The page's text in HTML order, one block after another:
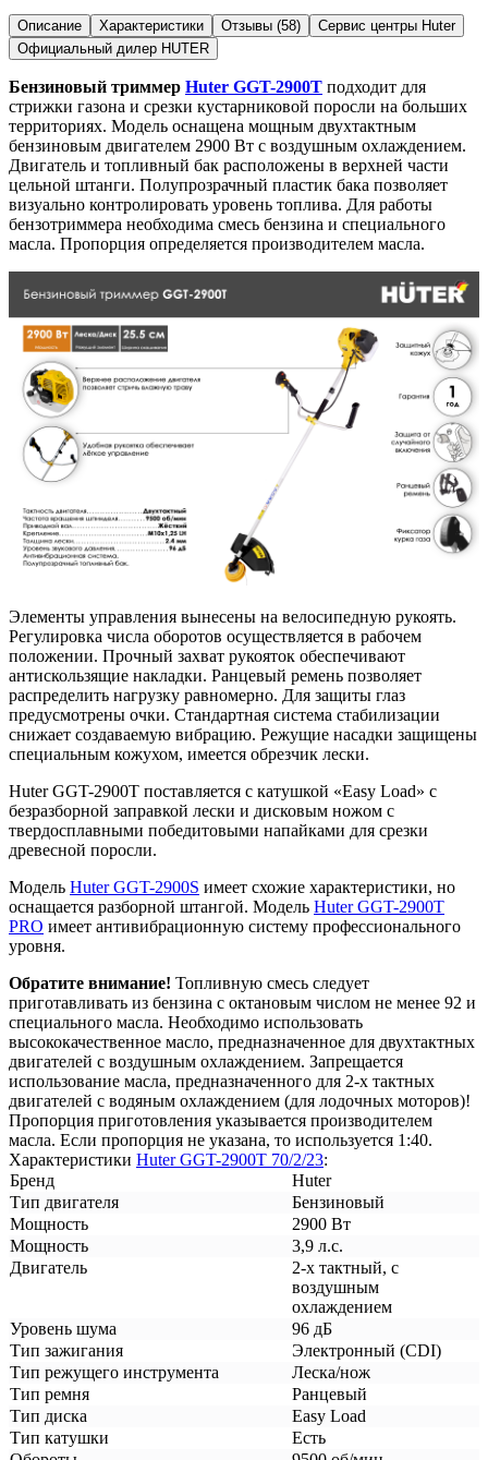
Описание Характеристики Отзывы (58)
Сервис центры Huter
Официальный дилер HUTER
Бензиновый триммер Huter GGT-2900T подходит для
стрижки газона и срезки кустарниковой поросли на больших
территориях. Модель оснащена мощным двухтактным
бензиновым двигателем 2900 Вт с воздушным охлаждением.
Двигатель и топливный бак расположены в верхней части
цельной штанги. Полупрозрачный пластик бака позволяет
визуально контролировать уровень топлива. Для работы
бензотриммера необходима смесь бензина и специального
масла. Пропорция определяется производителем масла.
Элементы управления вынесены на велосипедную рукоять.
Регулировка числа оборотов осуществляется в рабочем
положении. Прочный захват рукояток обеспечивают
антискользящие накладки. Ранцевый ремень позволяет
распределить нагрузку равномерно. Для защиты глаз
предусмотрены очки. Стандартная система стабилизации
снижает создаваемую вибрацию. Режущие насадки защищены
специальным кожухом, имеется обрезчик лески.
Huter GGT-2900T поставляется с катушкой «Easy Load» с
безразборной заправкой лески и дисковым ножом с
твердосплавными победитовыми напайками для срезки
древесной поросли.
Модель Huter GGT-2900S имеет схожие характеристики, но
оснащается разборной штангой. Модель Huter GGT-2900T
PRO имеет антивибрационную систему профессионального
уровня.
Обратите внимание! Топливную смесь следует
приготавливать из бензина с октановым числом не менее 92 и
специального масла. Необходимо использовать
высококачественное масло, предназначенное для двухтактных
двигателей с воздушным охлаждением. Запрещается
использование масла, предназначенного для 2-х тактных
двигателей с водяным охлаждением (для лодочных моторов)!
Пропорция приготовления указывается производителем
масла. Если пропорция не указана, то используется 1:40.
Характеристики Huter GGT-2900T 70/2/23:
Бренд
Huter
Тип двигателя
Бензиновый
Мощность
2900 Вт
Мощность
3,9 л.с.
Двигатель
2-х тактный, с
воздушным
охлаждением
Уровень шума
96 дБ
Тип зажигания
Электронный (CDI)
Тип режущего инструмента
Леска/нож
Тип ремня
Ранцевый
Тип диска
Easy Load
Тип катушки
Есть